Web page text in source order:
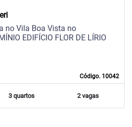
Código. 10042
no Vila Boa Vista no
EDIFÍCIO FLOR DE LÍRIO
3 quartos 2 vagas